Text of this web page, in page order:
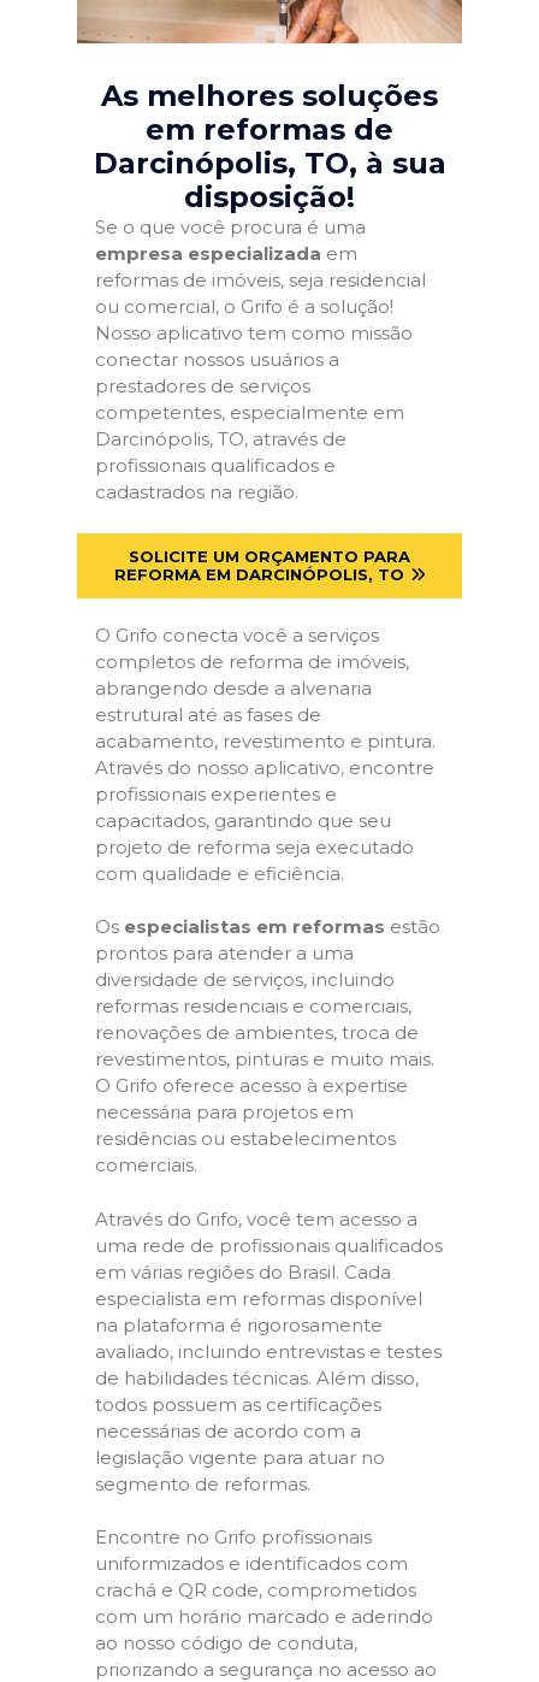
As melhores soluções
em reformas de
Darcinópolis, TO, à sua
disposição!
Se o que você procura é uma
empresa especializada em
reformas de imóveis, seja residencial
ou comercial, o Grifo é a solução!
Nosso aplicativo tem como missão
conectar nossos usuários a
prestadores de serviços
competentes, especialmente em
Darcinópolis, TO, através de
profissionais qualificados e
cadastrados na região.
SOLICITE UM ORÇAMENTO PARA
REFORMA EM DARCINÓPOLIS, TO
O Grifo conecta você a serviços
completos de reforma de imóveis,
abrangendo desde a alvenaria
estrutural até as fases de
acabamento, revestimento e pintura.
Através do nosso aplicativo, encontre
profissionais experientes e
capacitados, garantindo que seu
projeto de reforma seja executado
com qualidade e eficiência.
Os especialistas em reformas estão
prontos para atender a uma
diversidade de serviços, incluindo
reformas residenciais e comerciais,
renovações de ambientes, troca de
revestimentos, pinturas e muito mais.
O Grifo oferece acesso à expertise
necessária para projetos em
residências ou estabelecimentos
comerciais.
Através do Grifo, você tem acesso a
uma rede de profissionais qualificados
em várias regiões do Brasil. Cada
especialista em reformas disponível
na plataforma é rigorosamente
avaliado, incluindo entrevistas e testes
de habilidades técnicas. Além disso,
todos possuem as certificações
necessárias de acordo com a
legislação vigente para atuar no
segmento de reformas.
Encontre no Grifo profissionais
uniformizados e identificados com
crachá e QR code, comprometidos
com um horário marcado e aderindo
ao nosso código de conduta,
priorizando a segurança no acesso ao